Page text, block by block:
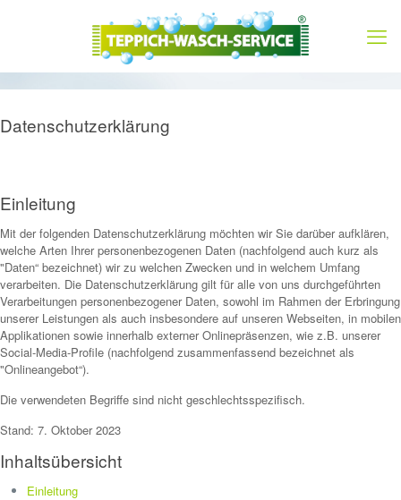
Datenschutzerklärung
Einleitung
Mit der folgenden Datenschutzerklärung möchten wir Sie darüber aufklären,
welche Arten Ihrer personenbezogenen Daten (nachfolgend auch kurz als
"Daten“ bezeichnet) wir zu welchen Zwecken und in welchem Umfang
verarbeiten. Die Datenschutzerklärung gilt für alle von uns durchgeführten
Verarbeitungen personenbezogener Daten, sowohl im Rahmen der Erbringung
unserer Leistungen als auch insbesondere auf unseren Webseiten, in mobilen
Applikationen sowie innerhalb externer Onlinepräsenzen, wie z.B. unserer
Social-Media-Profile (nachfolgend zusammenfassend bezeichnet als
"Onlineangebot“).
Die verwendeten Begriffe sind nicht geschlechtsspezifisch.
Stand: 7. Oktober 2023
Inhaltsübersicht
Einleitung